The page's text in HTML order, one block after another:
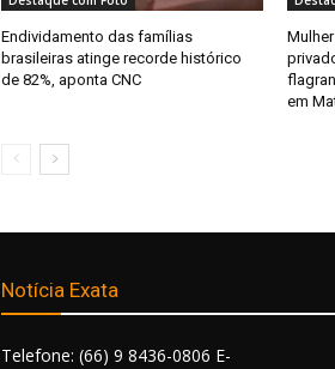
Endividamento das famílias
brasileiras atinge recorde histórico
de 82%, aponta CNC
em
Notícia Exata
Telefone: (66) 9 8436-0806 E-